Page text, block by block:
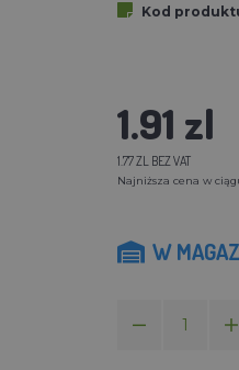
Kod
1.91 zl
1.77 ZL BEZ VAT
Najniższa cena w
W